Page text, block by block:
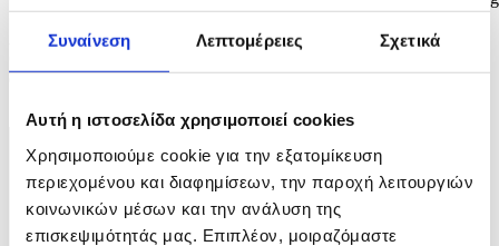
Συναίνεση Λεπτομέρειες Σχετικά
Αυτή η ιστοσελίδα χρησιμοποιεί cookies
Χρησιμοποιούμε cookie για την εξατομίκευση
περιεχομένου και διαφημίσεων, την παροχή λειτουργιών
κοινωνικών μέσων και την ανάλυση της
επισκεψιμότητάς μας. Επιπλέον, μοιραζόμαστε
Series or Movie for Adolescence during the 77th annual Emmy
Awards ceremony held at the Peacock Theater in Los Angeles,
excellence in national primetime television programming....
5 / 6